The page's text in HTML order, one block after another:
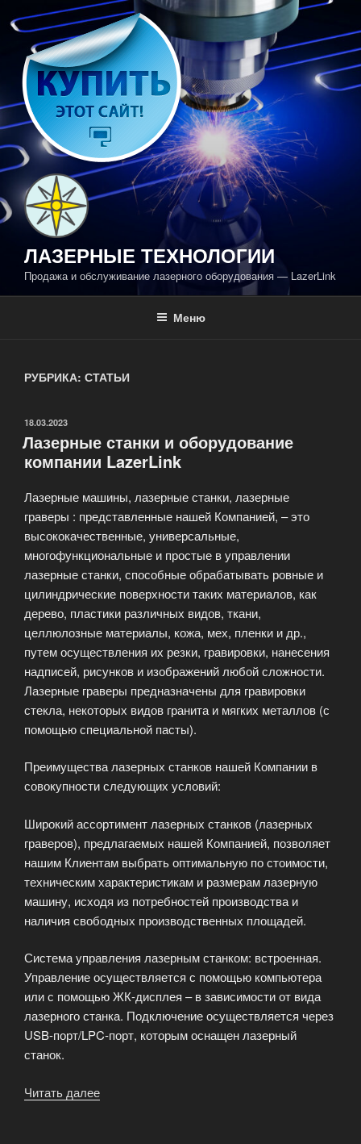
Перейти
содержимому
ЛАЗЕРНЫЕ ТЕХНОЛОГИИ
Продажа и обслуживание лазерного оборудования — LazerLink
Меню
РУБРИКА: СТАТЬИ
ОПУБЛИКОВАНО
18.03.2023
Лазерные станки и оборудование
компании LazerLink
Лазерные машины, лазерные станки, лазерные
граверы : представленные нашей Компанией, – это
высококачественные, универсальные,
многофункциональные и простые в управлении
лазерные станки, способные обрабатывать ровные и
цилиндрические поверхности таких материалов, как
дерево, пластики различных видов, ткани,
целлюлозные материалы, кожа, мех, пленки и др.,
путем осуществления их резки, гравировки, нанесения
надписей, рисунков и изображений любой сложности.
Лазерные граверы предназначены для гравировки
стекла, некоторых видов гранита и мягких металлов (с
помощью специальной пасты).
Преимущества лазерных станков нашей Компании в
совокупности следующих условий:
Широкий ассортимент лазерных станков (лазерных
граверов), предлагаемых нашей Компанией, позволяет
нашим Клиентам выбрать оптимальную по стоимости,
техническим характеристикам и размерам лазерную
машину, исходя из потребностей производства и
наличия свободных производственных площадей.
Система управления лазерным станком: встроенная.
Управление осуществляется с помощью компьютера
или с помощью ЖК-дисплея – в зависимости от вида
лазерного станка. Подключение осуществляется через
USB-порт/LPC-порт, которым оснащен лазерный
станок.
Читать далее